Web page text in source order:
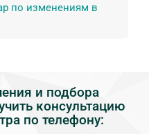
по изменениям в
и подбора
консультацию
по телефону: